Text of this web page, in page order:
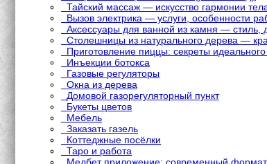
Тайский массаж — искусство гармонии
Вызов электрика — услуги, особенности
Аксессуары для ванной из камня — стиль,
Столешницы из натурального дерева —
Приготовление пиццы: секреты идеального
Инъекции ботокса
Газовые регуляторы
Окна из дерева
Домовой газорегуляторный пункт
Букеты цветов
Мебель
Заказать газель
Коттеджные посёлки
Таро и работа